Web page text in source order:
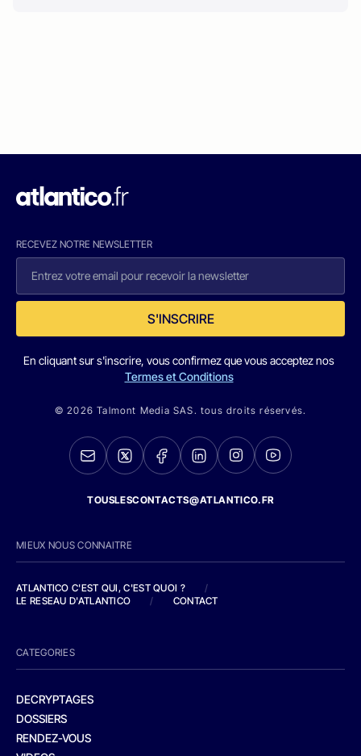
RECEVEZ NOTRE NEWSLETTER
S'INSCRIRE
En cliquant sur s'inscrire, vous confirmez que vous acceptez nos
Termes et Conditions
© 2026 Talmont Media SAS. tous droits réservés.
TOUSLESCONTACTS@ATLANTICO.FR
MIEUX NOUS CONNAITRE
ATLANTICO C'EST QUI, C'EST QUOI ?
/
LE RESEAU D'ATLANTICO
/ CONTACT
CATEGORIES
DECRYPTAGES
DOSSIERS
RENDEZ-VOUS